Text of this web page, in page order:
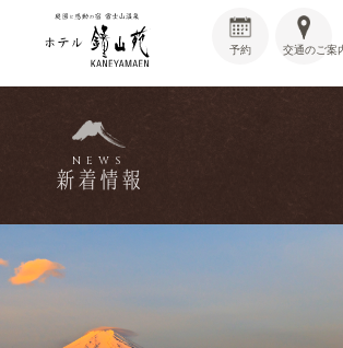
交通のご案
予約
NEWS
新着情報